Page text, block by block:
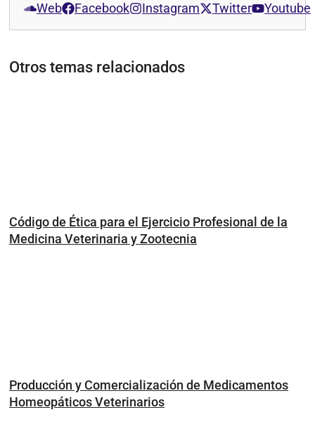
Web Facebook Instagram Twitter Youtube
Otros temas relacionados
Código de Ética para el Ejercicio Profesional de la
Medicina Veterinaria y Zootecnia
Producción y Comercialización de Medicamentos
Homeopáticos Veterinarios